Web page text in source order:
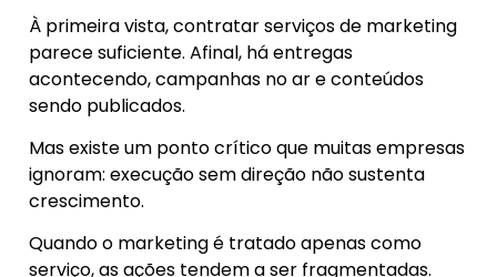
À primeira vista, contratar serviços de marketing
parece suficiente. Afinal, há entregas
acontecendo, campanhas no ar e conteúdos
sendo publicados.
Mas existe um ponto crítico que muitas empresas
ignoram: execução sem direção não sustenta
crescimento.
Quando o marketing é tratado apenas como
serviço, as ações tendem a ser fragmentadas.